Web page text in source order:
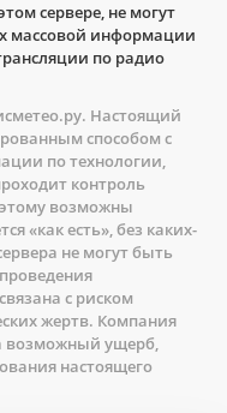
сервере, не могут
массовой информации
по радио
. Настоящий
способом с
по технологии,
контроль
возможны
«как есть», без каких-
не могут быть
с риском
жертв. Компания
возможный ущерб,
настоящего